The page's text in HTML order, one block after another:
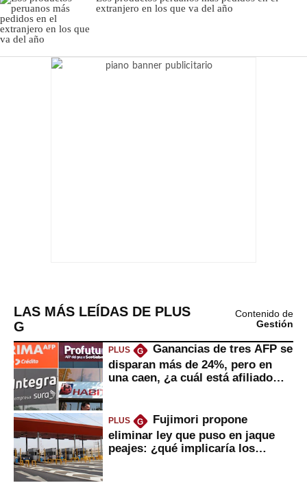
extranjero en los que va del año
LAS MÁS LEÍDAS DE PLUS
G
Contenido de
Gestión
PLUS G
Ganancias de tres AFP se
disparan más de 24%, pero en
una caen, ¿a cuál está afiliado
PLUS G
Fujimori propone
eliminar ley que puso en jaque
peajes: ¿qué implicaría los